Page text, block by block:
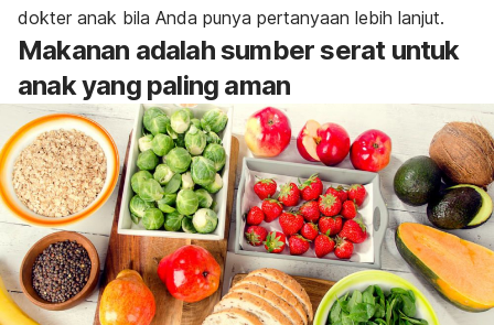
dokter anak bila Anda punya pertanyaan lebih lanjut.
Makanan adalah sumber serat untuk
anak yang paling aman